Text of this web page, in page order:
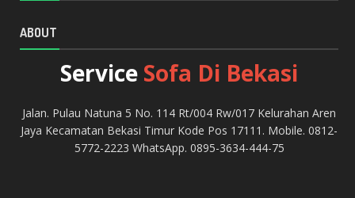
ABOUT
Service Sofa Di Bekasi
Jalan. Pulau Natuna 5 No. 114 Rt/004 Rw/017 Kelurahan Aren
Jaya Kecamatan Bekasi Timur Kode Pos 17111. Mobile. 0812-
5772-2223 WhatsApp. 0895-3634-444-75